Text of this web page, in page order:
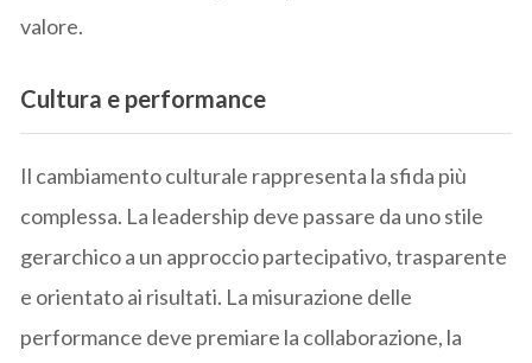
valore.
Cultura e performance
Il cambiamento culturale rappresenta la sfida più
complessa. La leadership deve passare da uno stile
gerarchico a un approccio partecipativo, trasparente
e orientato ai risultati. La misurazione delle
performance deve premiare la collaborazione, la